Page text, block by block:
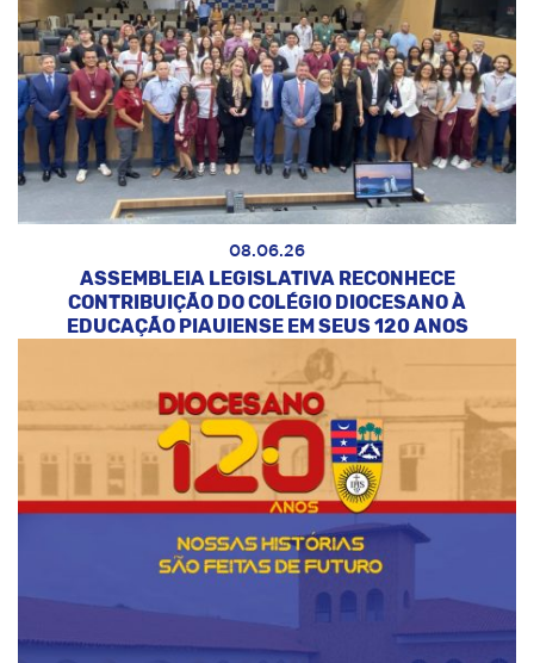
08.06.26
ASSEMBLEIA LEGISLATIVA RECONHECE
CONTRIBUIÇÃO DO COLÉGIO DIOCESANO À
EDUCAÇÃO PIAUIENSE EM SEUS 120 ANOS